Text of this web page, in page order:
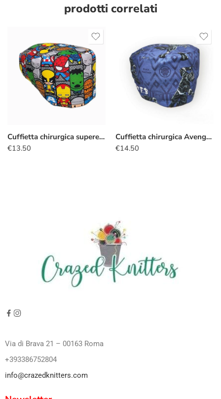
prodotti correlati
Cuffietta chirurgica supereroi kawaii strisce
€13.50
Cuffietta chirurgica Avengers Black Panther
€14.50
Via di Brava 21 – 00163 Roma
+393386752804
info@crazedknitters.com